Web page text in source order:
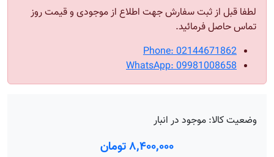
لطفا قبل از ثبت سفارش جهت اطلاع از موجودی و قیمت روز
تماس حاصل فرمائید.
Phone: 02144671862
WhatsApp: 09981008658
وضعیت کالا: موجود در انبار
۸٬۴۰۰٬۰۰۰ تومان